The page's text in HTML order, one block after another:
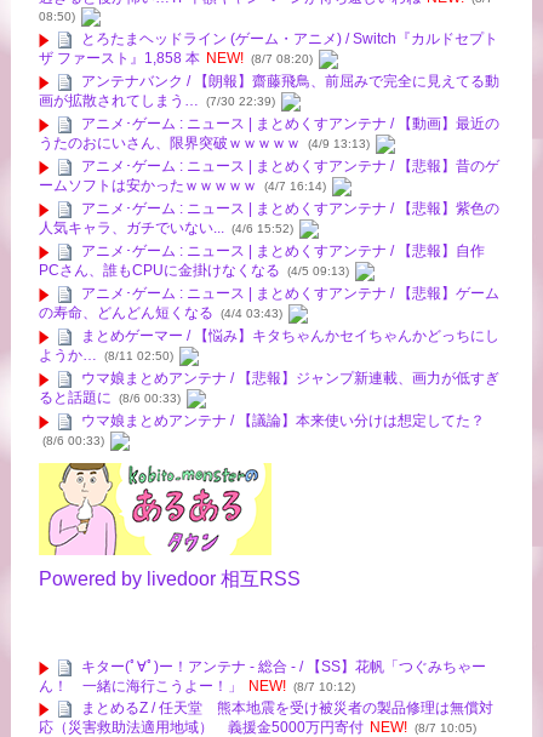
08:50)
とろたまヘッドライン (ゲーム・アニメ) / Switch『カルドセプト
ザ ファースト』1,858 本 NEW! (8/7 08:20)
アンテナバンク / 【朗報】齋藤飛鳥、前屈みで完全に見えてる動
画が拡散されてしまう…
(7/30 22:39)
アニメ･ゲーム : ニュース | まとめくすアンテナ / 【動画】最近の
うたのおにいさん、限界突破ｗｗｗｗｗ
(4/9 13:13)
アニメ･ゲーム : ニュース | まとめくすアンテナ / 【悲報】昔のゲ
ームソフトは安かったｗｗｗｗｗ
(4/7 16:14)
アニメ･ゲーム : ニュース | まとめくすアンテナ / 【悲報】紫色の
人気キャラ、ガチでいない... (4/6 15:52)
アニメ･ゲーム : ニュース | まとめくすアンテナ / 【悲報】自作
PCさん、誰もCPUに金掛けなくなる
(4/5 09:13)
アニメ･ゲーム : ニュース | まとめくすアンテナ / 【悲報】ゲーム
の寿命、どんどん短くなる
(4/4 03:43)
まとめゲーマー / 【悩み】キタちゃんかセイちゃんかどっちにし
ようか…
(8/11 02:50)
ウマ娘まとめアンテナ / 【悲報】ジャンプ新連載、画力が低すぎ
ると話題に
(8/6 00:33)
ウマ娘まとめアンテナ / 【議論】本来使い分けは想定してた？
(8/6 00:33)
Powered by livedoor 相互RSS
キター(ﾟ∀ﾟ)ー！アンテナ - 総合 - / 【SS】花帆「つぐみちゃー
ん！ 一緒に海行こうよー！」
NEW! (8/7 10:12)
まとめるZ / 任天堂 熊本地震を受け被災者の製品修理は無償対
応（災害救助法適用地域） 義援金5000万円寄付 NEW! (8/7 10:05)